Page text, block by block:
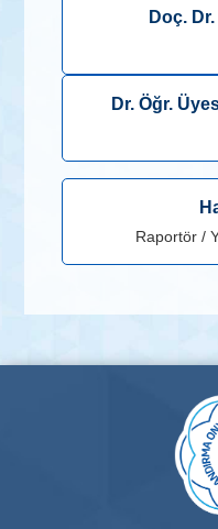
Doç.
Dr. Öğr.
Raportör /